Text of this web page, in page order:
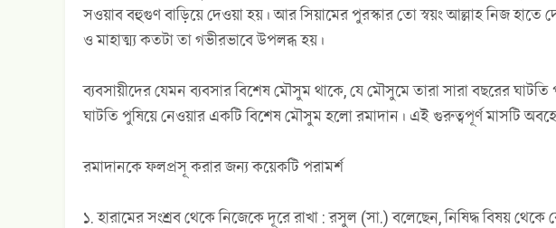
সওয়াব বহুগুণ বাড়িয়ে দেওয়া হয়। আর সিয়ামের পুরস্কার তো স্বয়ং আল্লাহ নিজ হাতে
ও মাহাত্ম্য কতটা তা গভীরভাবে উপলব্ধ হয়।
ব্যবসায়ীদের যেমন ব্যবসার বিশেষ মৌসুম থাকে, যে মৌসুমে তারা সারা বছরের
ঘাটতি পুষিয়ে নেওয়ার একটি বিশেষ মৌসুম হলো রমাদান। এই গুরুত্বপূর্ণ মাসটি
রমাদানকে ফলপ্রসূ করার জন্য কয়েকটি পরামর্শ
১. হারামের সংশ্রব থেকে নিজেকে দূরে রাখা : রসুল (সা.) বলেছেন, নিষিদ্ধ বিষয়